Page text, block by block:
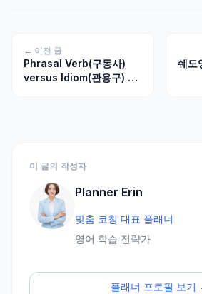
← 이전 글
Phrasal Verb(구동사)
versus Idiom(관용구) 영
쉐도
이 글의 작성자
Planner Erin
맞춤 코칭 대표 플래너
영어 학습 전략가
플래너 프로필 보기